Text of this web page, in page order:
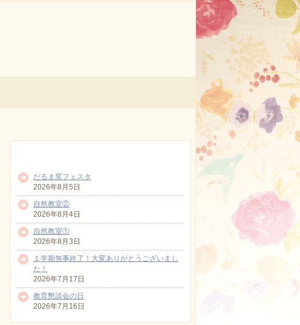
だるま窯フェスタ
2026年8月5日
自然教室②
2026年8月4日
自然教室①
2026年8月3日
１学期無事終了！大変ありがとうございまし
た！
2026年7月17日
教育懇談会の日
2026年7月16日